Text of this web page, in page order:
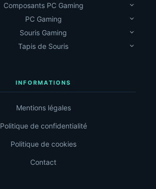
Composants PC Gaming
PC Gaming
Souris Gaming
Tapis de Souris
INFORMATIONS
Mentions légales
Politique de confidentialité
Politique de cookies
Contact